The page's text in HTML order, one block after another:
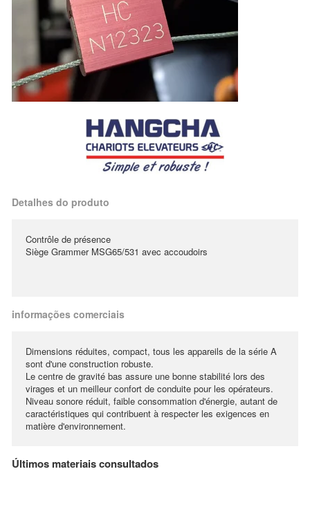
Detalhes do produto
Contrôle de présence
Siège Grammer MSG65/531 avec accoudoirs
informações comerciais
Dimensions réduites, compact, tous les appareils de la série A
sont d'une construction robuste.
Le centre de gravité bas assure une bonne stabilité lors des
virages et un meilleur confort de conduite pour les opérateurs.
Niveau sonore réduit, faible consommation d'énergie, autant de
caractéristiques qui contribuent à respecter les exigences en
matière d'environnement.
Últimos materiais consultados